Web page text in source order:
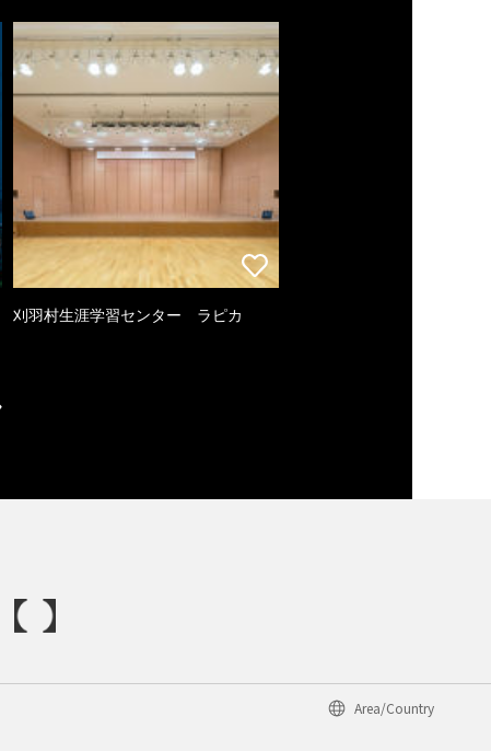
刈羽村生涯学習センター ラピカ
Area/Country